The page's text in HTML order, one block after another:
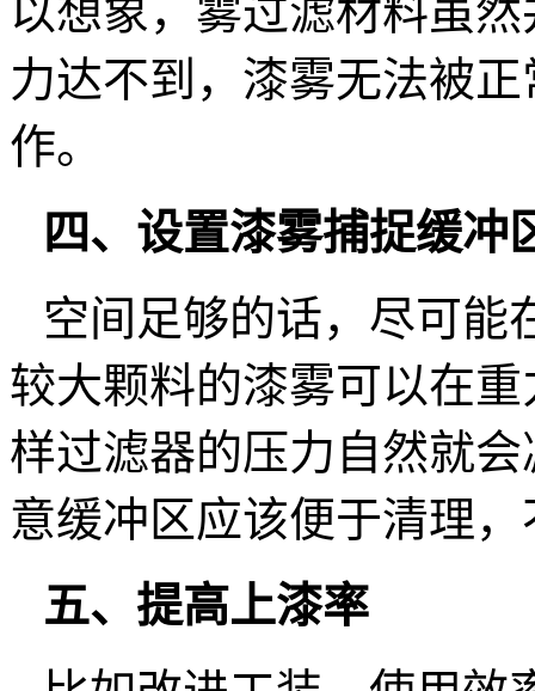
以想象，雾过滤材料虽
力达不到，漆雾无法被
作。
四、 设置漆雾捕捉缓冲
空间足够的话，尽可能
较大颗料的漆雾可以在
样过滤器的压力自然就
意缓冲区应该便于清理
五、 提高上漆率